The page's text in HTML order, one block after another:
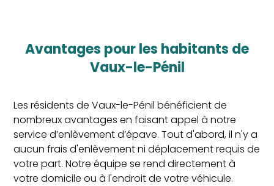
Avantages pour les habitants de
Vaux-le-Pénil
Les résidents de Vaux-le-Pénil bénéficient de
nombreux avantages en faisant appel à notre
service d’enlèvement d’épave. Tout d'abord, il n'y a
aucun frais d'enlèvement ni déplacement requis de
votre part. Notre équipe se rend directement à
votre domicile ou à l'endroit de votre véhicule.